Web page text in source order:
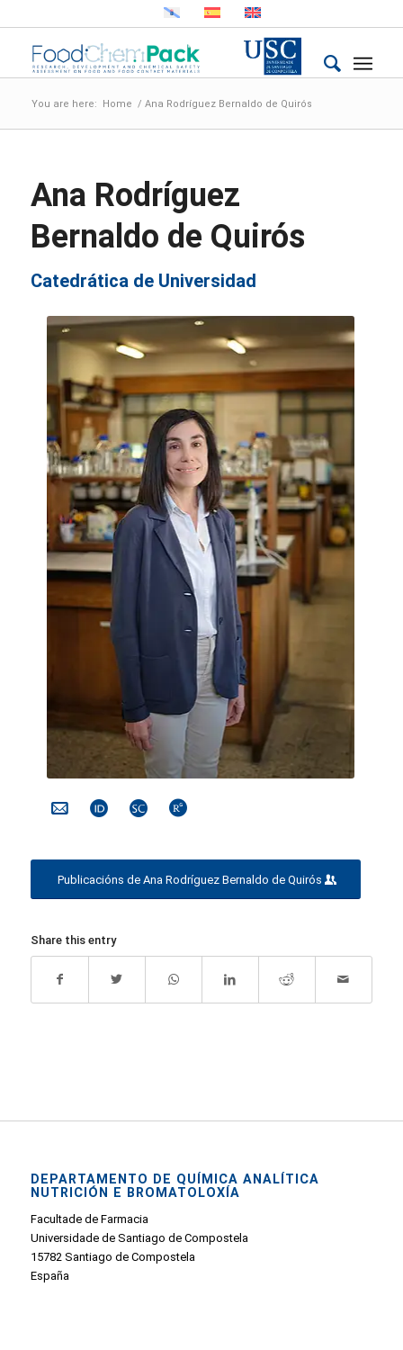
You are here: Home / Ana Rodríguez Bernaldo de Quirós
Ana Rodríguez
Bernaldo de Quirós
Catedrática de Universidad
Publicacións de Ana Rodríguez Bernaldo de Quirós
Share this entry
DEPARTAMENTO DE QUÍMICA ANALÍTICA
NUTRICIÓN E BROMATOLOXÍA
Facultade de Farmacia
Universidade de Santiago de Compostela
15782 Santiago de Compostela
España